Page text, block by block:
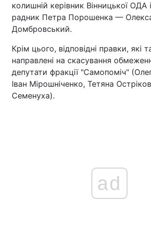
колишній керівник Вінницької ОДА
радник Петра Порошенка —
Домбровський.
Крім цього, відповідні правки, які
направлені на скасування
депутати фракції "Самопоміч"
Іван Мірошніченко, Тетяна
Семенуха).
ad